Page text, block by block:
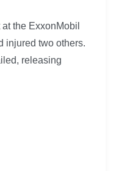
the ExxonMobil
injured two others.
releasing